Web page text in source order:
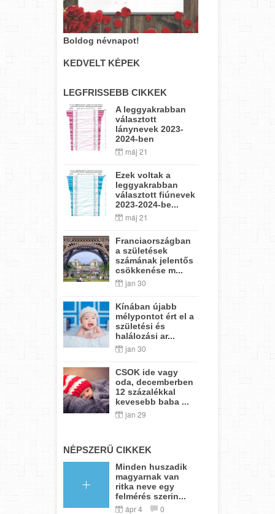
Boldog névnapot!
KEDVELT KÉPEK
LEGFRISSEBB CIKKEK
A leggyakrabban
választott
lánynevek 2023-
2024-ben
máj 21
Ezek voltak a
leggyakrabban
választott fiúnevek
2023-2024-be...
máj 21
Franciaországban
a születések
számának jelentős
csökkenése m...
jan 30
Kínában újabb
mélypontot ért el a
születési és
halálozási ar...
jan 30
CSOK ide vagy
oda, decemberben
12 százalékkal
kevesebb baba ...
jan 29
NÉPSZERŰ CIKKEK
Minden huszadik
magyarnak van
ritka neve egy
felmérés szerin...
ápr 4 0